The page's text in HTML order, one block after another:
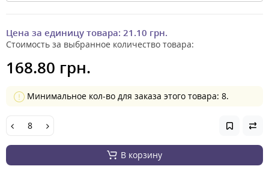
Цена за единицу товара: 21.10 грн.
Стоимость за выбранное количество товара:
168.80 грн.
Минимальное кол-во для заказа этого товара: 8.
В корзину